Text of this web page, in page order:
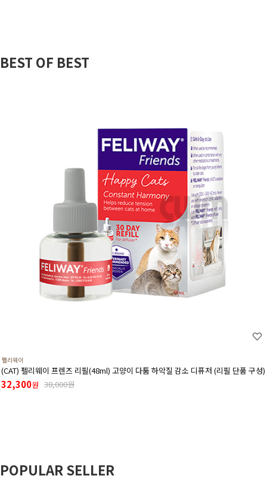
BEST OF BEST
펠리웨이
(CAT) 펠리웨이 프렌즈 리필(48ml) 고양이 다툼 하악질 감소 디퓨저 (리필 단품 구성)
32,300원 38,000원
POPULAR SELLER